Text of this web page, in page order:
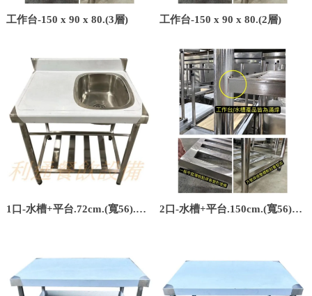
工作台-150 x 90 x 80.(3層) 工作台-150 x 90 x 80.(2層)
1口-水槽+平台.72cm.(寬56).
2口-水槽+平台.150cm.(寬56).